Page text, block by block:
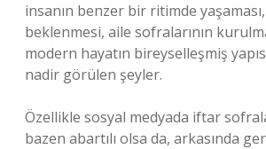
insanın benzer bir ritimde
beklenmesi, aile sofralarının
modern hayatın bireyselleşmiş
nadir görülen şeyler.
Özellikle sosyal medyada iftar
bazen abartılı olsa da, arkasında